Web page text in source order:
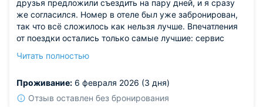
друзья предложили съездить на пару дней, и я сразу
же согласился. Номер в отеле был уже забронирован,
так что всё сложилось как нельзя лучше. Впечатления
от поездки остались только самые лучшие: сервис
но не навязчивым. Я отлично провёл время и зарядился
Читать полностью
Проживание: 6 февраля 2026 (3 дня)
Отзыв оставлен без бронирования